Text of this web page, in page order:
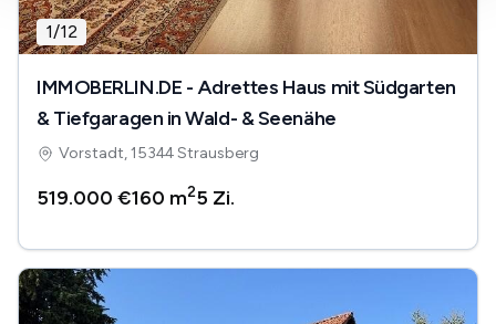
1/12
IMMOBERLIN.DE - Adrettes Haus mit Südgarten
& Tiefgaragen in Wald- & Seenähe
Vorstadt, 15344 Strausberg
519.000 €160 m25 Zi.